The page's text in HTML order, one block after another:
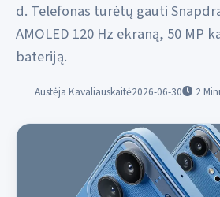
d. Telefonas turėtų gauti
AMOLED 120 Hz ekraną, 50 MP
bateriją.
Austėja Kavaliauskaitė2026-06-30 2